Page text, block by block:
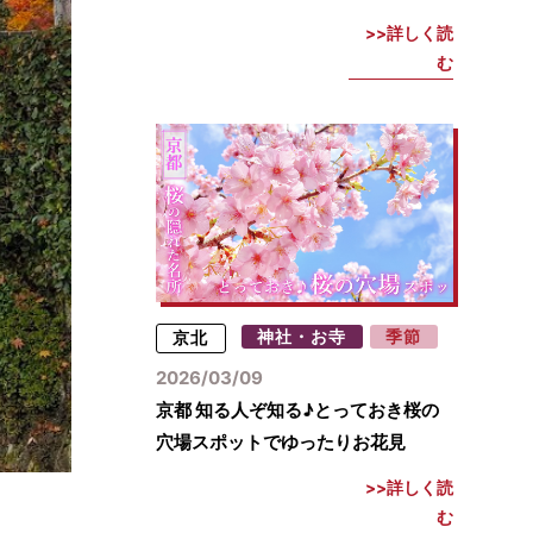
詳しく読
む
京北 神社・お寺 季節
2026/03/09
京都 知る人ぞ知る♪とっておき桜の
穴場スポットでゆったりお花見
詳しく読
む